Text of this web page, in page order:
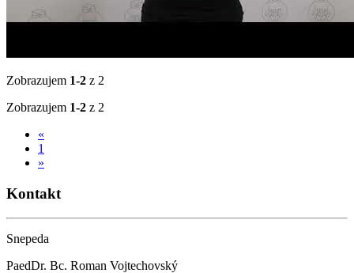
Zobrazujem 1-2 z 2
Zobrazujem 1-2 z 2
«
1
»
Kontakt
Snepeda
PaedDr. Bc. Roman Vojtechovský